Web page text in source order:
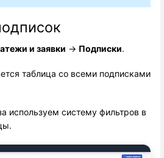
и заявки → Подписки.
таблица со всеми подписками
используем систему фильтров в